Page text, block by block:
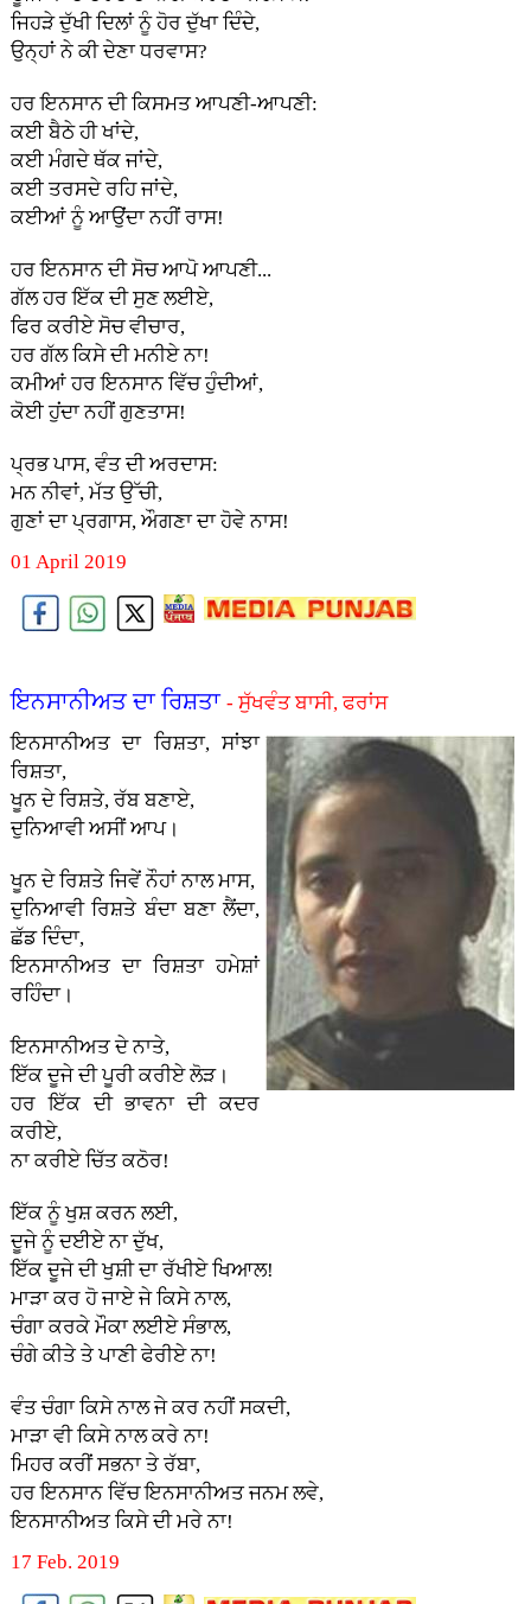
ਜਿਹੜੇ ਦੁੱਖੀ ਦਿਲਾਂ ਨੂੰ ਹੋਰ ਦੁੱਖਾ ਦਿੰਦੇ,
ਉਨ੍ਹਾਂ ਨੇ ਕੀ ਦੇਣਾ ਧਰਵਾਸ?
ਹਰ ਇਨਸਾਨ ਦੀ ਕਿਸਮਤ ਆਪਣੀ-ਆਪਣੀ:
ਕਈ ਬੈਠੇ ਹੀ ਖਾਂਦੇ,
ਕਈ ਮੰਗਦੇ ਥੱਕ ਜਾਂਦੇ,
ਕਈ ਤਰਸਦੇ ਰਹਿ ਜਾਂਦੇ,
ਕਈਆਂ ਨੂੰ ਆਉਂਦਾ ਨਹੀਂ ਰਾਸ!
ਹਰ ਇਨਸਾਨ ਦੀ ਸੋਚ ਆਪੋ ਆਪਣੀ...
ਗੱਲ ਹਰ ਇੱਕ ਦੀ ਸੁਣ ਲਈਏ,
ਫਿਰ ਕਰੀਏ ਸੋਚ ਵੀਚਾਰ,
ਹਰ ਗੱਲ ਕਿਸੇ ਦੀ ਮਨੀਏ ਨਾ!
ਕਮੀਆਂ ਹਰ ਇਨਸਾਨ ਵਿੱਚ ਹੁੰਦੀਆਂ,
ਕੋਈ ਹੁਂਦਾ ਨਹੀਂ ਗੁਣਤਾਸ!
ਪ੍ਰਭ ਪਾਸ, ਵੰਤ ਦੀ ਅਰਦਾਸ:
ਮਨ ਨੀਵਾਂ, ਮੱਤ ਉੱਚੀ,
ਗੁਣਾਂ ਦਾ ਪ੍ਰਗਾਸ, ਔਗਣਾ ਦਾ ਹੋਵੇ ਨਾਸ!
01 April 2019
ਇਨਸਾਨੀਅਤ ਦਾ ਰਿਸ਼ਤਾ - ਸੁੱਖਵੰਤ ਬਾਸੀ, ਫਰਾਂਸ
ਇਨਸਾਨੀਅਤ ਦਾ ਰਿਸ਼ਤਾ, ਸਾਂਝਾ
ਰਿਸ਼ਤਾ,
ਖੂਨ ਦੇ ਰਿਸ਼ਤੇ, ਰੱਬ ਬਣਾਏ,
ਦੁਨਿਆਵੀ ਅਸੀਂ ਆਪ।
ਖੂਨ ਦੇ ਰਿਸ਼ਤੇ ਜਿਵੇਂ ਨੌਹਾਂ ਨਾਲ ਮਾਸ,
ਦੁਨਿਆਵੀ ਰਿਸ਼ਤੇ ਬੰਦਾ ਬਣਾ ਲੈਂਦਾ,
ਛੱਡ ਦਿੰਦਾ,
ਇਨਸਾਨੀਅਤ ਦਾ ਰਿਸ਼ਤਾ ਹਮੇਸ਼ਾਂ
ਰਹਿੰਦਾ।
ਇਨਸਾਨੀਅਤ ਦੇ ਨਾਤੇ,
ਇੱਕ ਦੂਜੇ ਦੀ ਪੂਰੀ ਕਰੀਏ ਲੋੜ।
ਹਰ ਇੱਕ ਦੀ ਭਾਵਨਾ ਦੀ ਕਦਰ
ਕਰੀਏ,
ਨਾ ਕਰੀਏ ਚਿੱਤ ਕਠੋਰ!
ਇੱਕ ਨੂੰ ਖੁਸ਼ ਕਰਨ ਲਈ,
ਦੂਜੇ ਨੂੰ ਦਈਏ ਨਾ ਦੁੱਖ,
ਇੱਕ ਦੂਜੇ ਦੀ ਖੁਸ਼ੀ ਦਾ ਰੱਖੀਏ ਖਿਆਲ!
ਮਾੜਾ ਕਰ ਹੋ ਜਾਏ ਜੇ ਕਿਸੇ ਨਾਲ,
ਚੰਗਾ ਕਰਕੇ ਮੌਕਾ ਲਈਏ ਸੰਭਾਲ,
ਚੰਗੇ ਕੀਤੇ ਤੇ ਪਾਣੀ ਫੇਰੀਏ ਨਾ!
ਵੰਤ ਚੰਗਾ ਕਿਸੇ ਨਾਲ ਜੇ ਕਰ ਨਹੀਂ ਸਕਦੀ,
ਮਾੜਾ ਵੀ ਕਿਸੇ ਨਾਲ ਕਰੇ ਨਾ!
ਮਿਹਰ ਕਰੀਂ ਸਭਨਾ ਤੇ ਰੱਬਾ,
ਹਰ ਇਨਸਾਨ ਵਿੱਚ ਇਨਸਾਨੀਅਤ ਜਨਮ ਲਵੇ,
ਇਨਸਾਨੀਅਤ ਕਿਸੇ ਦੀ ਮਰੇ ਨਾ!
17 Feb. 2019